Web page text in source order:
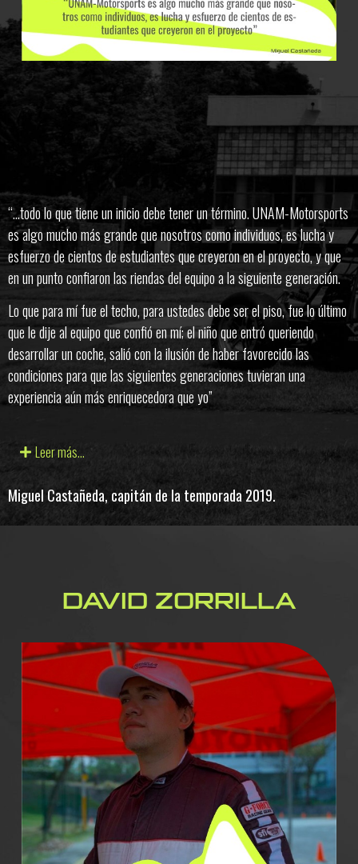
“…todo lo que tiene un inicio debe tener un término. UNAM-Motorsports
es algo mucho más grande que nosotros como individuos, es lucha y
esfuerzo de cientos de estudiantes que creyeron en el proyecto, y que
en un punto confiaron las riendas del equipo a la siguiente generación.
Lo que para mí fue el techo, para ustedes debe ser el piso, fue lo último
que le dije al equipo que confió en mí; el niño que entró queriendo
desarrollar un coche, salió con la ilusión de haber favorecido las
condiciones para que las siguientes generaciones tuvieran una
experiencia aún más enriquecedora que yo”
Leer más...
Miguel Castañeda, capitán de la temporada 2019.
DAVID ZORRILLA